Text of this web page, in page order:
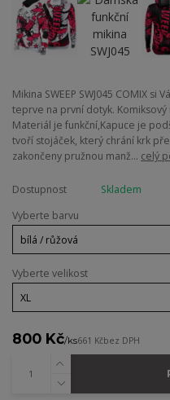
Mikina SWEEP SWJ045 COMIX
teprve na první dotyk.
Materiál je funkční,Kapuce je
tvoří stojáček, který chrání krk
zakončeny pružnou manž... celý
Dostupnost
Skladem
Vyberte barvu
Vyberte velikost
800 Kč/ks661 Kčbez DPH